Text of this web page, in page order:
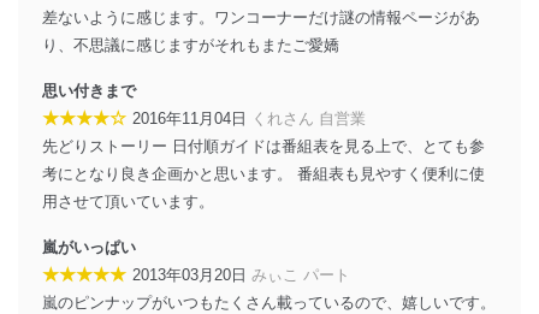
FAX：03-5459-7073
e-mail：cs@fujisan.co.jp
制定：2005年4月1日
株式会社富士山マガジンサービス
代表取締役会長 西野 伸一郎
個人情報の取扱いについて
当社は以下の個人情報保護管理者を設置し、個人情報保
護管理者の責任のもと、個人情報を取得・アクセス・利
差ないように感じます。ワンコーナーだけ謎の情報ページがあ
り、不思議に感じますがそれもまたご愛嬌
思い付きまで
★★★★☆ 2016年11月04日
くれさん 自営業
先どりストーリー 日付順ガイドは番組表を見る上で、とても参
考にとなり良き企画かと思います。 番組表も見やすく便利に使
用させて頂いています。
嵐がいっぱい
★★★★★ 2013年03月20日 みぃこ パート
嵐のピンナップがいつもたくさん載っているので、嬉しいです。